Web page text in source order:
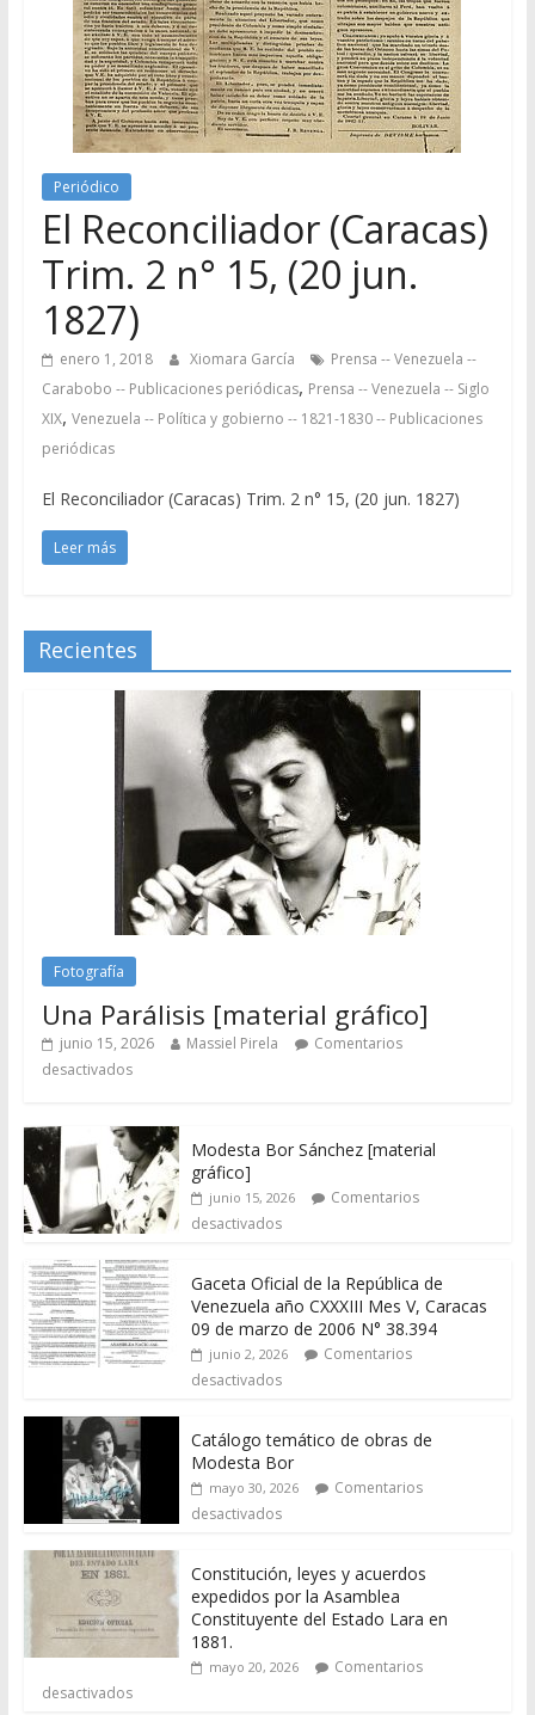
Periódico
El Reconciliador (Caracas)
Trim. 2 n° 15, (20 jun.
1827)
enero 1, 2018 Xiomara García
Prensa -- Venezuela --
Carabobo -- Publicaciones periódicas, Prensa -- Venezuela -- Siglo
XIX, Venezuela -- Política y gobierno -- 1821-1830 -- Publicaciones
periódicas
El Reconciliador (Caracas) Trim. 2 n° 15, (20 jun. 1827)
Leer más
Recientes
Fotografía
Una Parálisis [material gráfico]
junio 15, 2026 Massiel Pirela
Comentarios
desactivados
Modesta Bor Sánchez [material
gráfico]
junio 15, 2026
Comentarios
desactivados
Gaceta Oficial de la República de
Venezuela año CXXXIII Mes V, Caracas
09 de marzo de 2006 N° 38.394
junio 2, 2026
Comentarios
desactivados
Catálogo temático de obras de
Modesta Bor
mayo 30, 2026
Comentarios
desactivados
Constitución, leyes y acuerdos
expedidos por la Asamblea
Constituyente del Estado Lara en
1881.
mayo 20, 2026
Comentarios
desactivados